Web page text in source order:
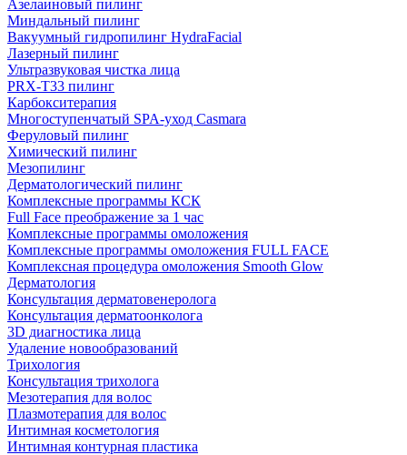
Азелаиновый пилинг
Миндальный пилинг
Вакуумный гидропилинг HydraFacial
Лазерный пилинг
Ультразвуковая чистка лица
PRX-T33 пилинг
Карбокситерапия
Многоступенчатый SPA-уход Сasmara
Феруловый пилинг
Химический пилинг
Мезопилинг
Дерматологический пилинг
Комплексные программы КСК
Full Face преображение за 1 час
Комплексные программы омоложения
Комплексные программы омоложения FULL FACE
Комплексная процедура омоложения Smooth Glow
Дерматология
Консультация дерматовенеролога
Консультация дерматоонколога
3D диагностика лица
Удаление новообразований
Трихология
Консультация трихолога
Мезотерапия для волос
Плазмотерапия для волос
Интимная косметология
Интимная контурная пластика